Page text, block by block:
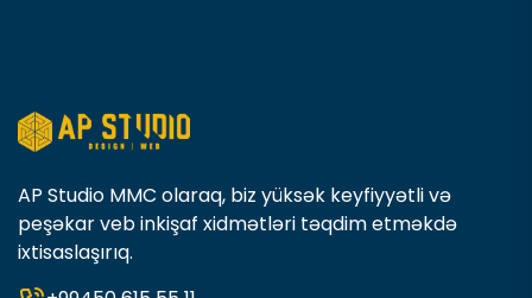
AP Studio MMC olaraq, biz yüksək keyfiyyətli və
peşəkar veb inkişaf xidmətləri təqdim etməkdə
ixtisaslaşırıq.